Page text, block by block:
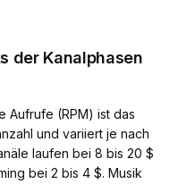
der Kanalphasen
Aufrufe (RPM) ist das
und variiert je nach
laufen bei 8 bis 20 $
bei 2 bis 4 $. Musik